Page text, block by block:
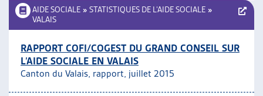
VEILLE
RESSOURCES
GUIDE SOCIAL ROMAND
AUTRES
AIDE SOCIALE » STATISTIQUES DE L’AIDE SOCIALE »
VALAIS
RAPPORT COFI/COGEST DU GRAND CONSEIL SUR
L’AIDE SOCIALE EN VALAIS
Canton du Valais, rapport, juillet 2015